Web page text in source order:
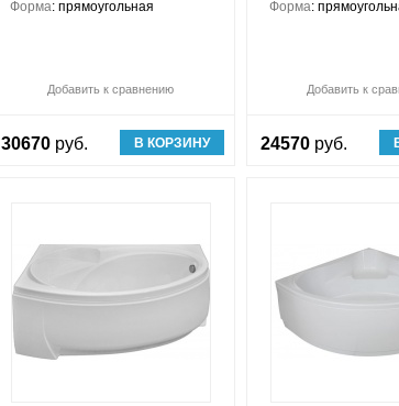
Обновляю список
Форма: прямоугольная
Добавить к сравнению Обновляю список
30670 руб. В КОРЗИНУ
Форма:
Добавить к
24570 руб.